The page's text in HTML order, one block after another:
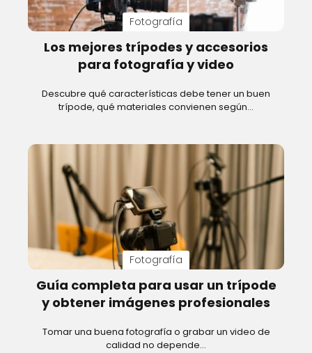
Fotografía
Los mejores trípodes y accesorios
para fotografía y video
Descubre qué características debe tener un buen
trípode, qué materiales convienen según…
Fotografía
Guía completa para usar un trípode
y obtener imágenes profesionales
Tomar una buena fotografía o grabar un video de
calidad no depende…